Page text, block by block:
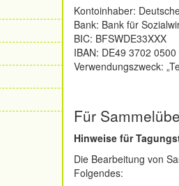
Kontoinhaber:
Bank: Bank für
BIC: BFSWDE33XXX
IBAN: DE49 3702
Verwendungszweck:
Für
Hinweise für
Die Bearbeitung von
Folgendes: